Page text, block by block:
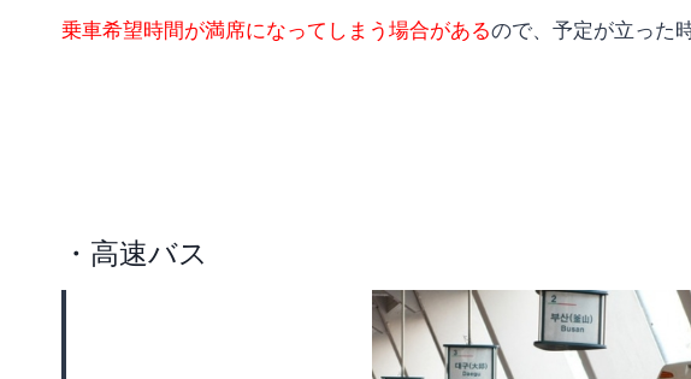
乗車希望時間が満席になってしまう場合があるので、予定が立った
・高速バス